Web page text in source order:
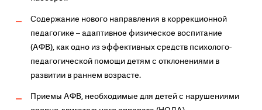
Содержание нового направления в коррекционной
педагогике – адаптивное физическое воспитание
(АФВ), как одно из эффективных средств психолого-
педагогической помощи детям с отклонениями в
развитии в раннем возрасте.
Приемы АФВ, необходимые для детей с нарушениями